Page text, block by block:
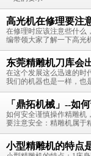
高光机在修理要注
在修理时应该注意些什么
编带领大家了解一下高光
东莞精雕机刀库会
在这个发展这么迅速的时
我们的机器也是一样，也
「鼎拓机械」--如
如何安全谨慎操作精雕机
要注意安全：精雕机属于
小型精雕机的特点